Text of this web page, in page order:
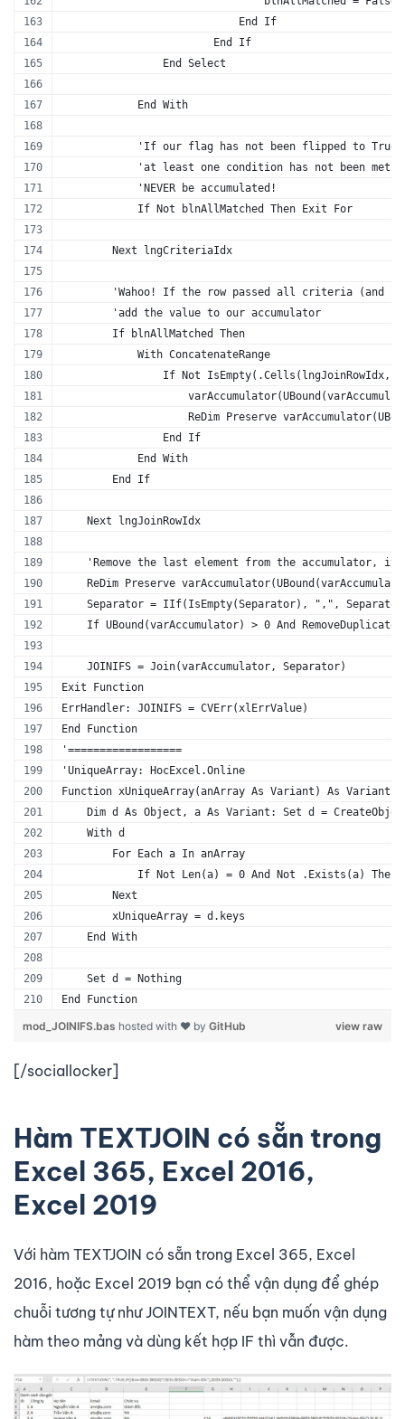
                            End If
                        End If
                End Select
            End With
'If our flag has not been flipped to True
'at least one condition has not been met.
            'NEVER be accumulated!
            If Not blnAllMatched Then Exit For
        Next lngCriteriaIdx
'Wahoo! If the row passed all criteria (and
        'add the value to our accumulator
        If blnAllMatched Then
            With ConcatenateRange
If Not IsEmpty(.Cells(lngJoinRowIdx,
ReDim Preserve
                End If
            End With
        End If
    Next lngJoinRowIdx
'Remove the last element from the accumulator,
ReDim Preserve
Separator = IIf(IsEmpty(Separator), ",",
If UBound(varAccumulator) > 0 And
    JOINIFS = Join(varAccumulator, Separator)
Exit Function
ErrHandler: JOINIFS = CVErr(xlErrValue)
End Function
'==================
'UniqueArray: HocExcel.Online
Function xUniqueArray(anArray As Variant) As Variant
Dim d As Object, a As Variant: Set d =
    With d
        For Each a In anArray
If Not Len(a) = 0 And Not .Exists(a) Then
        Next
        xUniqueArray = d.keys
    End With
    Set d = Nothing
End Function
view raw
mod_JOINIFS.bas hosted with ❤ by GitHub
[/sociallocker]
Hàm TEXTJOIN có sẵn trong
Excel 365, Excel 2016,
Excel 2019
Với hàm TEXTJOIN có sẵn trong Excel 365, Excel
2016, hoặc Excel 2019 bạn có thể vận dụng để ghép
chuỗi tương tự như JOINTEXT, nếu bạn muốn vận dụng
hàm theo mảng và dùng kết hợp IF thì vẫn được.